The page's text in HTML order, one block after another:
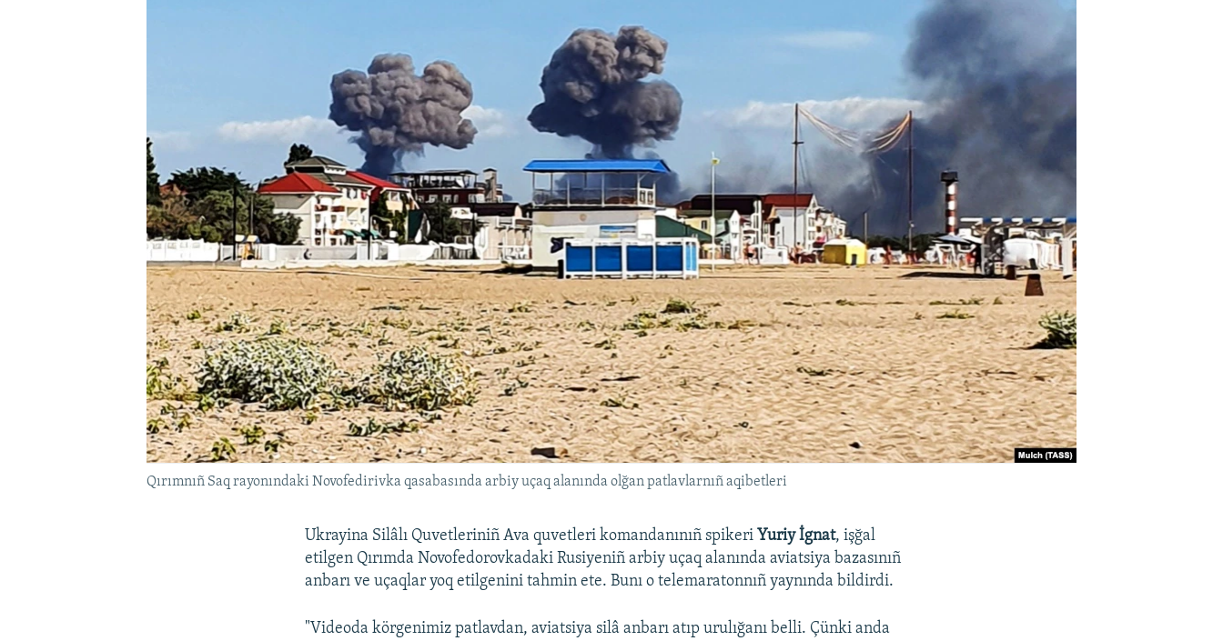
Qırımnıñ Saq rayonındaki Novofedirivka qasabasında arbiy uçaq alanında olğan patlavlarnıñ aqibetleri
Ukrayina Silâlı Quvetleriniñ Ava quvetleri komandanınıñ spikeri Yuriy İgnat, işğal
etilgen Qırımda Novofedorovkadaki Rusiyeniñ arbiy uçaq alanında aviatsiya bazasınıñ
anbarı ve uçaqlar yoq etilgenini tahmin ete. Bunı o telemaratonnıñ yaynında bildirdi.
"Videoda körgenimiz patlavdan, aviatsiya silâ anbarı atıp urulığanı belli. Çünki anda